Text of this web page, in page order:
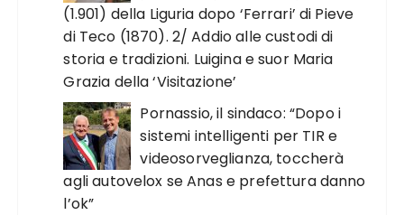
(1.901) della Liguria dopo ‘Ferrari’ di Pieve
di Teco (1870). 2/ Addio alle custodi di
storia e tradizioni. Luigina e suor Maria
Grazia della ‘Visitazione’
Pornassio, il sindaco: “Dopo i
sistemi intelligenti per TIR e
videosorveglianza, toccherà
agli autovelox se Anas e prefettura danno
l’ok”